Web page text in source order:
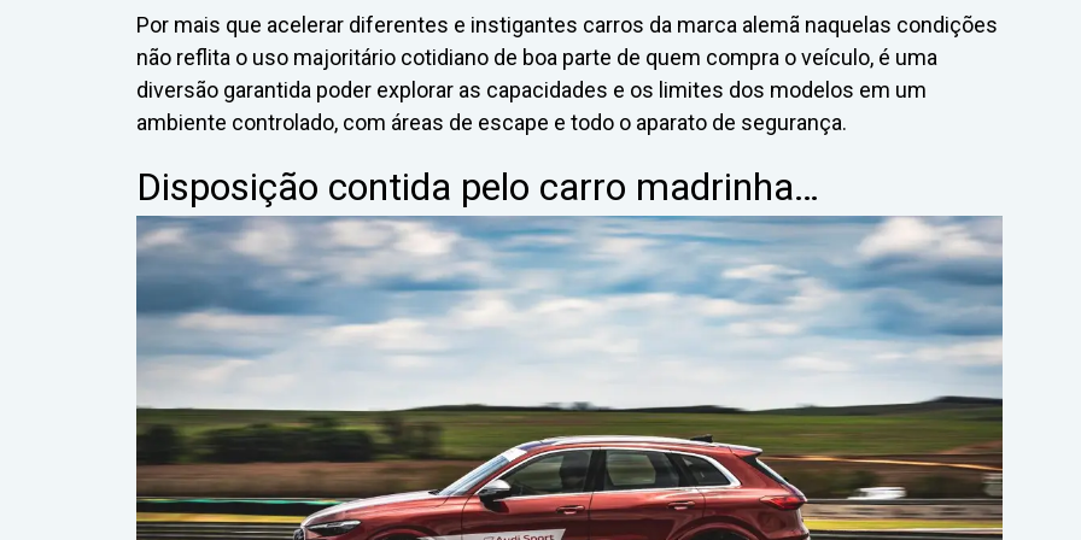
Por mais que acelerar diferentes e instigantes carros da marca alemã naquelas condições
não reflita o uso majoritário cotidiano de boa parte de quem compra o veículo, é uma
diversão garantida poder explorar as capacidades e os limites dos modelos em um
ambiente controlado, com áreas de escape e todo o aparato de segurança.
Disposição contida pelo carro madrinha…